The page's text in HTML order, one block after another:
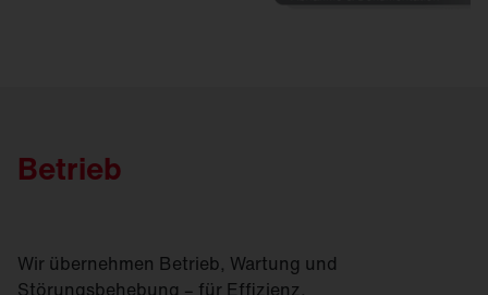
Betrieb
Wir übernehmen Betrieb, Wartung und